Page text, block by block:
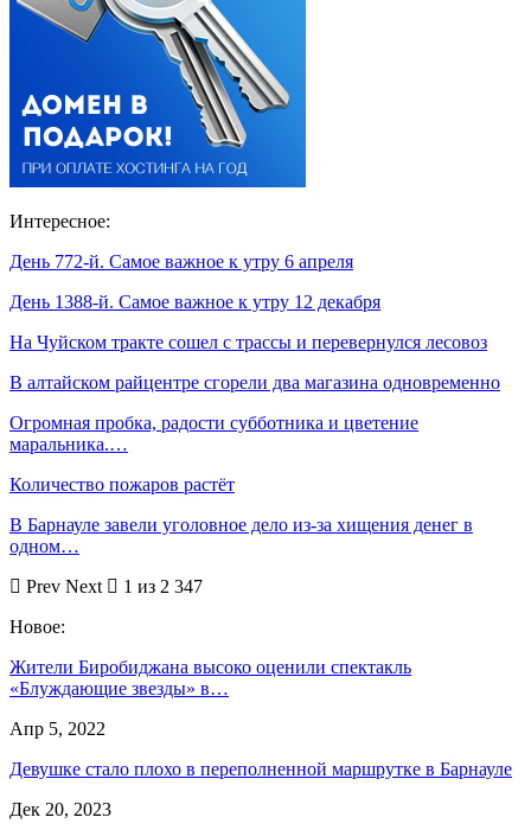
Интересное:
День 772-й. Самое важное к утру 6 апреля
День 1388-й. Самое важное к утру 12 декабря
На Чуйском тракте сошел с трассы и перевернулся лесовоз
В алтайском райцентре сгорели два магазина одновременно
Огромная пробка, радости субботника и цветение
маральника.…
Количество пожаров растёт
В Барнауле завели уголовное дело из-за хищения денег в
одном…
Prev Next
1 из 2 347
Новое:
Жители Биробиджана высоко оценили спектакль
«Блуждающие звезды» в…
Апр 5, 2022
Девушке стало плохо в переполненной маршрутке в Барнауле
Дек 20, 2023